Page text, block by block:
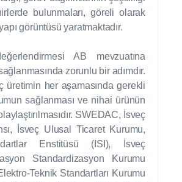
bulunmaları, göreli olarak
görüntüsü yaratmaktadır.
AB mevzuatına
zorunlu bir adımdır.
üretimin her aşamasında gerekli
sağlanması ve nihai ürünün
SWEDAC, İsveç
İsveç Ulusal Ticaret Kurumu,
Enstitüsü (ISI), İsveç
Standardizasyon Kurumu
Teknik Standartları Kurumu